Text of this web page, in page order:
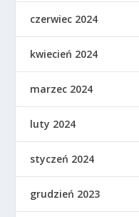
czerwiec 2024
kwiecień 2024
marzec 2024
luty 2024
styczeń 2024
grudzień 2023